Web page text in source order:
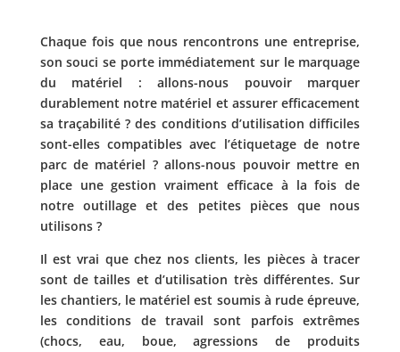
Chaque fois que nous rencontrons une entreprise,
son souci se porte immédiatement sur le marquage
du matériel : allons-nous pouvoir marquer
durablement notre matériel et assurer efficacement
sa traçabilité ? des conditions d’utilisation difficiles
sont-elles compatibles avec l’étiquetage de notre
parc de matériel ? allons-nous pouvoir mettre en
place une gestion vraiment efficace à la fois de
notre outillage et des petites pièces que nous
utilisons ?
Il est vrai que chez nos clients, les pièces à tracer
sont de tailles et d’utilisation très différentes. Sur
les chantiers, le matériel est soumis à rude épreuve,
les conditions de travail sont parfois extrêmes
(chocs, eau, boue, agressions de produits